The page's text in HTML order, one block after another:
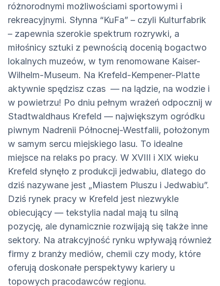
różnorodnymi możliwościami sportowymi i
rekreacyjnymi. Słynna “KuFa” – czyli Kulturfabrik
– zapewnia szerokie spektrum rozrywki, a
miłośnicy sztuki z pewnością docenią bogactwo
lokalnych muzeów, w tym renomowane Kaiser-
Wilhelm-Museum. Na Krefeld-Kempener-Platte
aktywnie spędzisz czas — na lądzie, na wodzie i
w powietrzu! Po dniu pełnym wrażeń odpocznij w
Stadtwaldhaus Krefeld — największym ogródku
piwnym Nadrenii Północnej-Westfalii, położonym
w samym sercu miejskiego lasu. To idealne
miejsce na relaks po pracy. W XVIII i XIX wieku
Krefeld słynęło z produkcji jedwabiu, dlatego do
dziś nazywane jest „Miastem Pluszu i Jedwabiu”.
Dziś rynek pracy w Krefeld jest niezwykle
obiecujący — tekstylia nadal mają tu silną
pozycję, ale dynamicznie rozwijają się także inne
sektory. Na atrakcyjność rynku wpływają również
firmy z branży mediów, chemii czy mody, które
oferują doskonałe perspektywy kariery u
topowych pracodawców regionu.